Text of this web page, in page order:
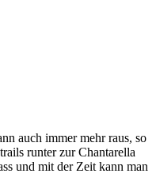
auch immer mehr raus, so
runter zur Chantarella
und mit der Zeit kann man